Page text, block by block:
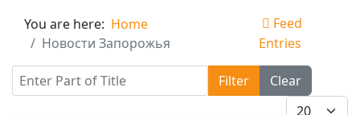
You are here: Home
Новости Запорожья
Feed
Entries
Enter Part of Title
Filter
Clear
Display #